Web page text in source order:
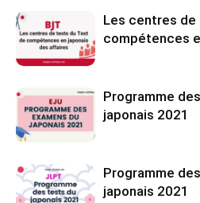
Les centres
compétences
Programme
japonais 2021
Programme
japonais 2021